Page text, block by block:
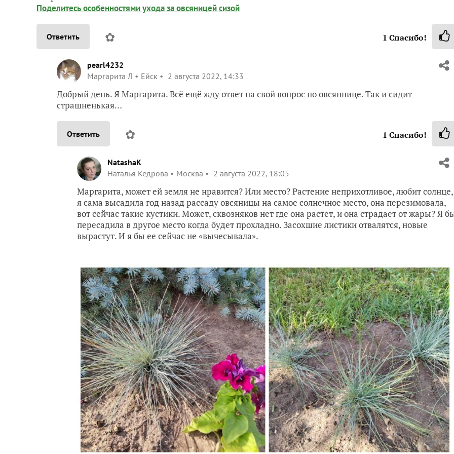
Поделитесь особенностями ухода за овсяницей сизой
Ответить ✿ 1 Спасибо!
pearl4232
Маргарита Л
Ейск 2 августа 2022, 14:33
Добрый день. Я Маргарита. Всё ещё жду ответ на свой вопрос по овсяннице. Так и сидит
страшненькая…
Ответить ✿ 1 Спасибо!
NatashaK
Наталья Кедрова
Москва 2 августа 2022, 18:05
Маргарита, может ей земля не нравится? Или место? Растение неприхотливое, любит солнце,
я сама высадила год назад рассаду овсяницы на самое солнечное место, она перезимовала,
вот сейчас такие кустики. Может, сквозняков нет где она растет, и она страдает от жары? Я
пересадила в другое место когда будет прохладно. Засохшие листики отвалятся, новые
вырастут. И я бы ее сейчас не «вычесывала».